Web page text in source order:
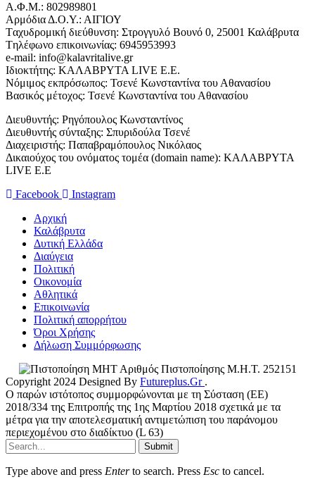
Α.Φ.Μ.: 802989801
Αρμόδια Δ.Ο.Υ.: ΑΙΓΙΟΥ
Tαχυδρομική διεύθυνση: Στρογγυλό Βουνό 0, 25001 Καλάβρυτα
Tηλέφωνο επικοινωνίας: 6945953993
e-mail: info@kalavritalive.gr
Iδιοκτήτης: ΚΑΛΑΒΡΥΤΑ LIVE E.E.
Νόμιμος εκπρόσωπος: Τσενέ Κωνσταντίνα του Αθανασίου
Βασικός μέτοχος: Τσενέ Κωνσταντίνα του Αθανασίου
Διευθυντής: Ρηγόπουλος Κωνσταντίνος
Διευθυντής σύνταξης: Σπυριδούλα Τσενέ
Διαχειριστής: Παπαβραμόπουλος Νικόλαος
Δικαιούχος του ονόματος τομέα (domain name): ΚΑΛΑΒΡΥΤΑ
LIVE E.E
Facebook
Instagram
Αρχική
Καλάβρυτα
Δυτική Ελλάδα
Διαύγεια
Πολιτική
Οικονομία
Αθλητικά
Επικοινωνία
Πολιτική απορρήτου
Όροι Χρήσης
Δήλωση Συμμόρφωσης
Αριθμός Πιστοποίησης Μ.Η.Τ. 252151
Copyright 2024 Designed By Futureplus.Gr .
Ο παρών ιστότοπος συμμορφώνονται με τη Σύσταση (ΕΕ)
2018/334 της Επιτροπής της 1ης Μαρτίου 2018 σχετικά με τα
μέτρα για την αποτελεσματική αντιμετώπιση του παράνομου
περιεχομένου στο διαδίκτυο (L 63)
Submit
Type above and press Enterto search. Press Esc to cancel.